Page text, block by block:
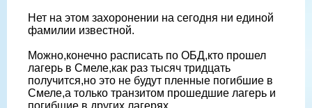
Нет на этом захоронении на сегодня ни единой
фамилии известной.
Можно,конечно расписать по ОБД,кто прошел
лагерь в Смеле,как раз тысяч тридцать
получится,но это не будут пленные погибшие в
Смеле,а только транзитом прошедшие лагерь и